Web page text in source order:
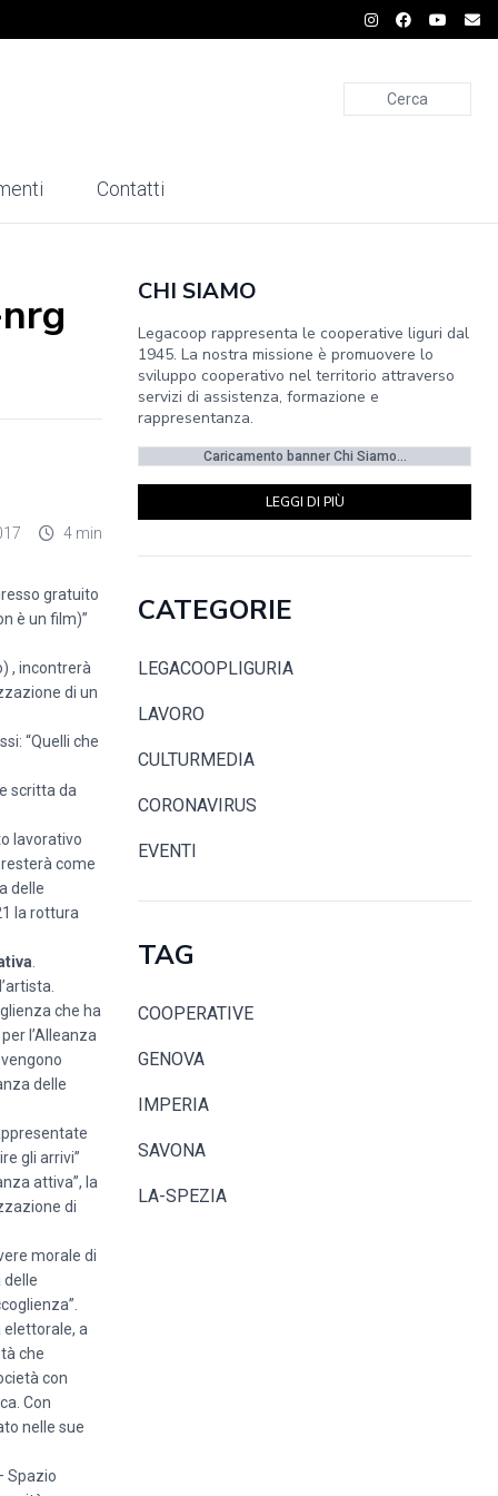
Cerca
Contatti
4 min
gratuito
è un film)”
, incontrerà
di un
“Quelli che
scritta da
lavorativo
come
delle
la rottura
che ha
l’Alleanza
delle
gli arrivi”
attiva”, la
di
morale di
a
che
con
Con
nelle sue
Spazio
CHI SIAMO
Legacoop rappresenta le cooperative liguri dal
1945. La nostra missione è promuovere lo
sviluppo cooperativo nel territorio attraverso
servizi di assistenza, formazione e
rappresentanza.
Caricamento banner Chi Siamo...
LEGGI DI PIÙ
CATEGORIE
LEGACOOPLIGURIA
LAVORO
CULTURMEDIA
CORONAVIRUS
EVENTI
TAG
COOPERATIVE
GENOVA
IMPERIA
SAVONA
LA-SPEZIA